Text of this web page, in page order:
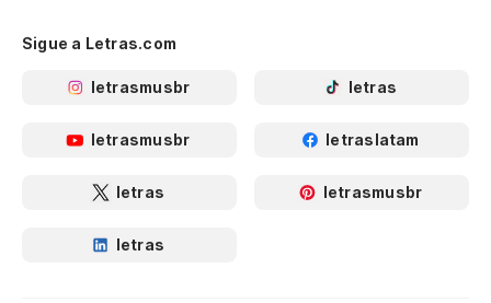
Sigue a Letras.com
letrasmusbr letras
letrasmusbr letraslatam
letras letrasmusbr
letras